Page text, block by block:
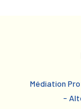
Médiation
-